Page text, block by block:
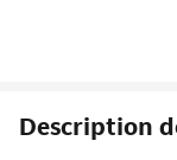
Description